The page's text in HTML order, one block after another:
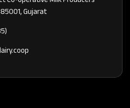
Gujarat